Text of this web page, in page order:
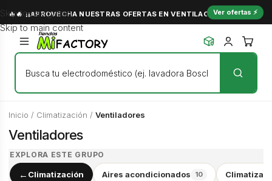
🔥🔥 ¡¡APROVECHA NUESTRAS OFERTAS EN VENTILACIÓN Y NO
Ver ofertas ⚡
Skip to navigation
Skip to main content
Inicio / Climatización / Ventiladores
Ventiladores
EXPLORA ESTE GRUPO
← Climatización Aires acondicionados 10